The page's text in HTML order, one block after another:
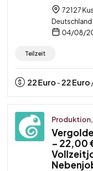
72127
Deutschland
04/08/
Teilzeit
22Euro - 22Euro
– 22,00